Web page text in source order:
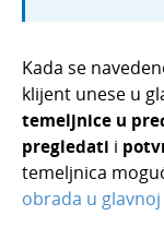
Kada se
klijent unese u
temeljnice u
pregledati i
temeljnica
obrada u glavnoj